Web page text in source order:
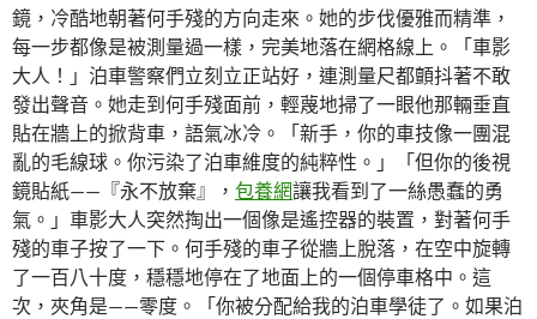
鏡，冷酷地朝著何手殘的方向走來。她的步伐優雅而精準，
每一步都像是被測量過一樣，完美地落在網格線上。「車影
大人！」泊車警察們立刻立正站好，連測量尺都顫抖著不敢
發出聲音。她走到何手殘面前，輕蔑地掃了一眼他那輛垂直
貼在牆上的掀背車，語氣冰冷。「新手，你的車技像一團混
亂的毛線球。你污染了泊車維度的純粹性。」「但你的後視
鏡貼紙——『永不放棄』， 包養網讓我看到了一絲愚蠢的勇
氣。」車影大人突然掏出一個像是遙控器的裝置，對著何手
殘的車子按了一下。何手殘的車子從牆上脫落，在空中旋轉
了一百八十度，穩穩地停在了地面上的一個停車格中。這
次，夾角是——零度。「你被分配給我的泊車學徒了。如果泊